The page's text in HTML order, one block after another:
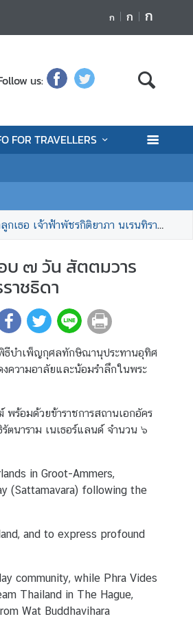
ก ก ก
us:
FOR TRAVELLERS
กรมหลวงราชสาริณีสิริพัชร มหาวัชรราชธิดา
บ ๗ วัน สัตตมวาร
าชธิดา
ธีบำเพ็ญกุศลทักษิณานุประทานอุทิศ
ความอาลัยและน้อมรำลึกในพระ
ร้อมด้วยข้าราชการสถานเอกอัคร
ตนาราม เนเธอร์แลนด์ จำนวน ๖
in Groot-Ammers,
(Sattamavara) following the
and to express profound
community, while Phra Vides
Thailand in The Hague,
Wat Buddhavihara